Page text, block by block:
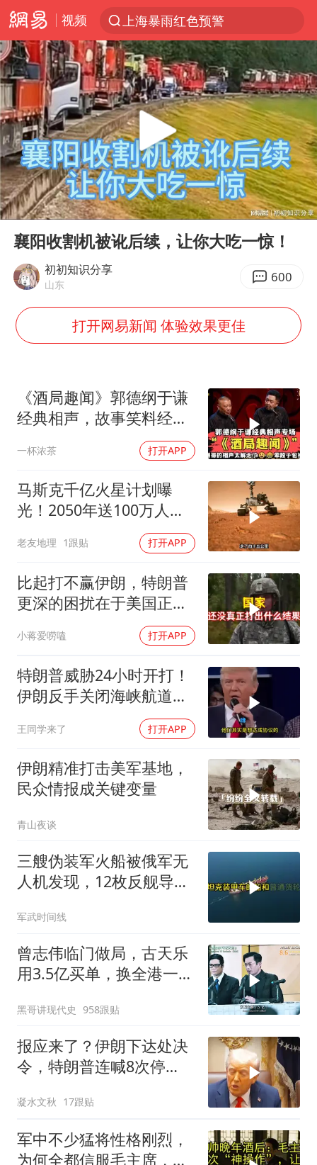
视频
上海暴雨红色预警
跨界融合拉长夏日经济消费链条
王艺迪无缘横滨赛决赛
白海豚逼近浙闽沿海
四川宜宾5.5级地震后余震为何不断
王艺迪2-4不敌张本美和止步4强
白海豚5次眼壁置换
上海轨交全网络地面高架区段限速运行
“伊斯兰版北约”出现
武契奇会见泽连斯基有何意图
2026年7月份居民消费价格同比上涨0.5%
方桃子代言广告视频已下架
上交绝杀清华 姚明笑出表情包
伯克希尔净买入约200亿美元股票
曝美下令调查弹药库存信息遭泄露事件
构建更高水平的全民健身公共服务体系
Play
00:00 04:41
襄阳收割机被讹后续，让你大吃一惊！
初初知识分享
山东 600
打开网易新闻 体验效果更佳
《酒局趣闻》郭德纲于谦
经典相声，故事笑料经典
一杯浓茶 打开APP
马斯克千亿火星计划曝
光！2050年送100万人上
火星，人类最后的退路？
老友地理 1跟贴 打开APP
比起打不赢伊朗，特朗普
更深的困扰在于美国正重
小蒋爱唠嗑 打开APP
特朗普威胁24小时开打！
伊朗反手关闭海峡航道，
王同学来了 打开APP
伊朗精准打击美军基地，
民众情报成关键变量
青山夜谈
三艘伪装军火船被俄军无
人机发现，12枚反舰导弹
遭重锤
军武时间线
曾志伟临门做局，古天乐
用3.5亿买单，换全港一声
黑哥讲现代史 958跟贴
报应来了？伊朗下达处决
令，特朗普连喊8次停
凝水文秋 17跟贴
军中不少猛将性格刚烈，
为何全都信服毛主席，这